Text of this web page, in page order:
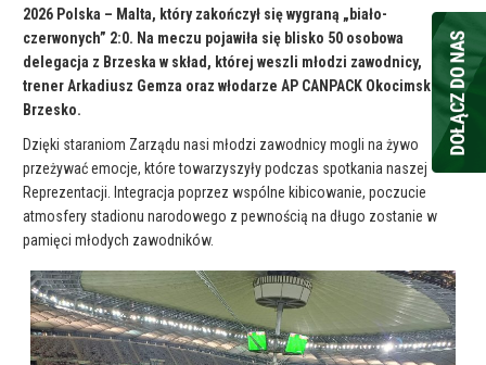
2026 Polska – Malta, który zakończył się wygraną „biało-
czerwonych” 2:0. Na meczu pojawiła się blisko 50 osobowa
delegacja z Brzeska w skład, której weszli młodzi zawodnicy,
trener Arkadiusz Gemza oraz włodarze AP CANPACK Okocimski
Brzesko.
Dzięki staraniom Zarządu nasi młodzi zawodnicy mogli na żywo
przeżywać emocje, które towarzyszyły podczas spotkania naszej
Reprezentacji. Integracja poprzez wspólne kibicowanie, poczucie
atmosfery stadionu narodowego z pewnością na długo zostanie w
pamięci młodych zawodników.